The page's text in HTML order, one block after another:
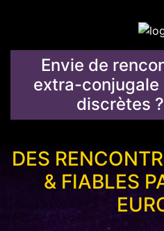
Envie de
extra-conjugale
discrètes ?
DES
& FIABLES